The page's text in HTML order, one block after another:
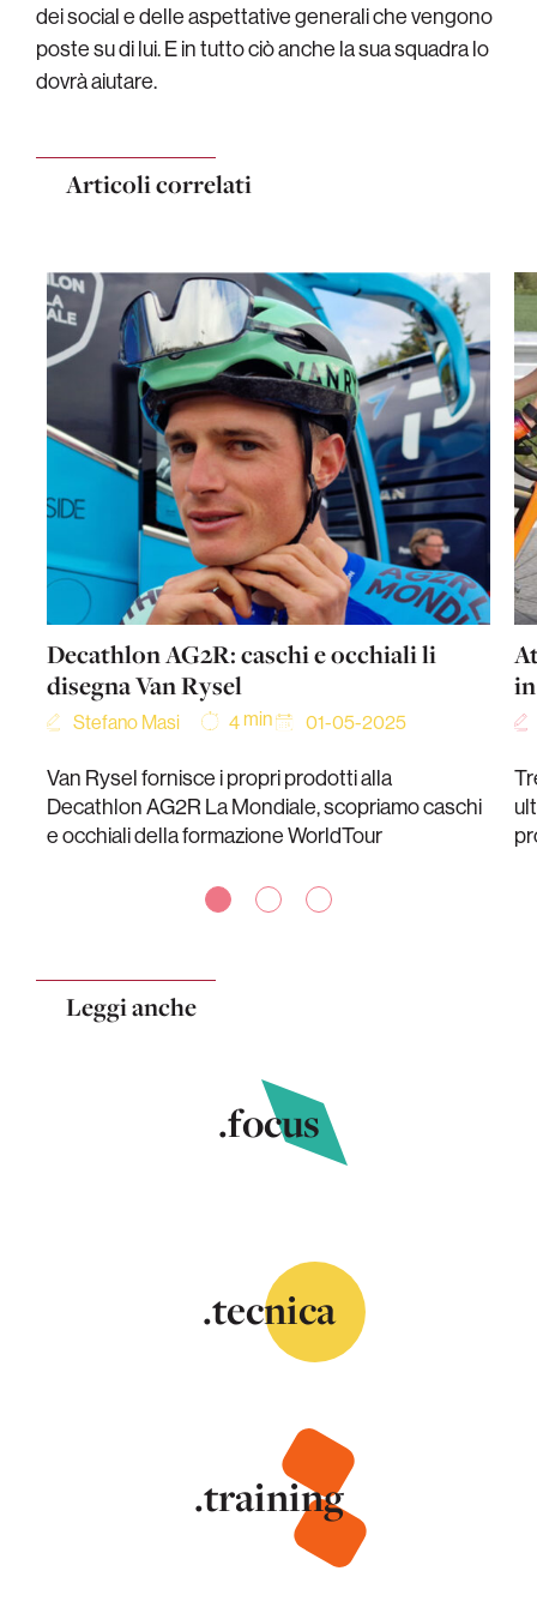
dei social e delle aspettative generali che vengono
poste su di lui. E in tutto ciò anche la sua squadra lo
dovrà aiutare.
Articoli correlati
Decathlon AG2R: caschi e occhiali li
disegna Van Rysel
Stefano Masi 4 min 01-05-2025
Van Rysel fornisce i propri prodotti alla
Decathlon AG2R La Mondiale, scopriamo caschi
e occhiali della formazione WorldTour
Leggi anche
.focus
.tecnica
.training